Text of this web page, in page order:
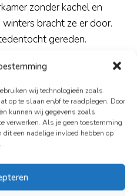
wij technologieën zoals
op te slaan en/of te raadplegen. Door
kunnen wij gegevens zoals
verwerken. Als je geen toestemming
een nadelige invloed hebben op
zonder kachel en
bracht ze er door.
gereden.
bij.
op straat. Ze werkte voor
verzorgde de
waaronder
achtergrond. Ze